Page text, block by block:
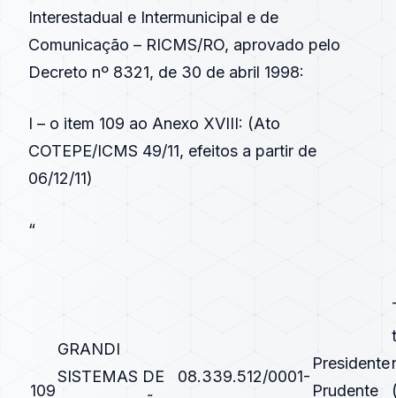
Interestadual e Intermunicipal e de
Comunicação – RICMS/RO, aprovado pelo
Decreto nº 8321, de 30 de abril 1998:
I – o item 109 ao Anexo XVIII: (Ato
COTEPE/ICMS 49/11, efeitos a partir de
06/12/11)
“
109
GRANDI
SISTEMAS DE
08.339.512/0001-
Presidente
Prudente